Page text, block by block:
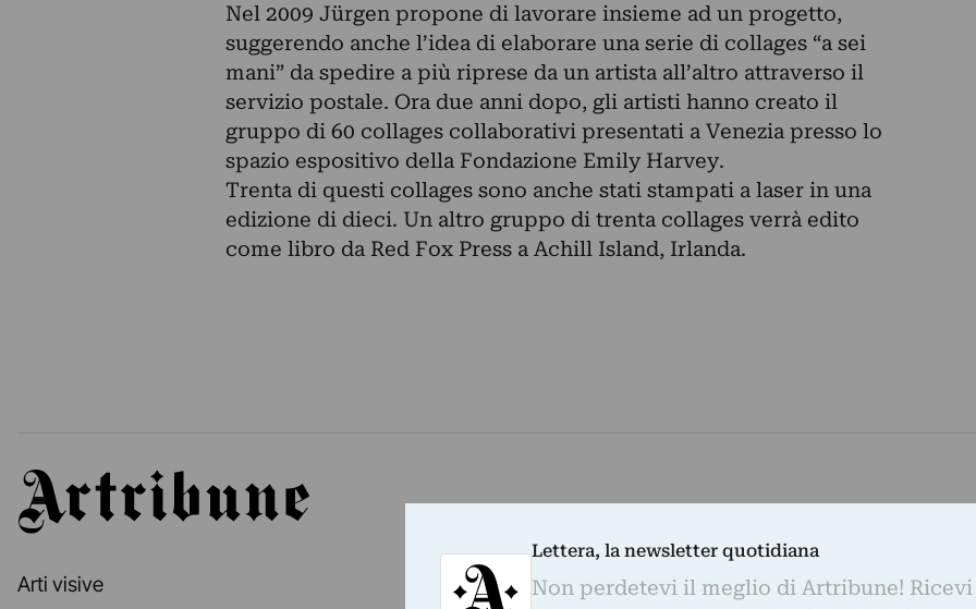
Nel 2009 Jürgen propone di lavorare insieme ad un progetto,
suggerendo anche l’idea di elaborare una serie di collages “a sei
mani” da spedire a più riprese da un artista all’altro attraverso il
servizio postale. Ora due anni dopo, gli artisti hanno creato il
gruppo di 60 collages collaborativi presentati a Venezia presso lo
spazio espositivo della Fondazione Emily Harvey.
Trenta di questi collages sono anche stati stampati a laser in una
edizione di dieci. Un altro gruppo di trenta collages verrà edito
come libro da Red Fox Press a Achill Island, Irlanda.
Artribune
Arti visive
Lettera, la newsletter quotidiana
Non perdetevi il meglio di Artribune! Ricevi